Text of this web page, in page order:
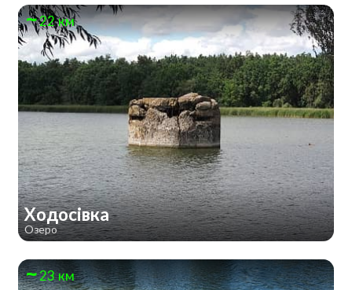
22 км
Ходосівка
Озеро
23 км